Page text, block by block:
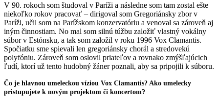
V 90. rokoch som študoval v Paríži a následne som tam zostal ešte
niekoľko rokov pracovať – dirigoval som Gregoriánsky zbor v
Paríži, učil som na Parížskom konzervatóriu a venoval sa zároveň aj
iným činnostiam. No mal som silnú túžbu založiť vlastný vokálny
súbor v Estónsku, a tak som založil v roku 1996 Vox Clamantis.
Spočiatku sme spievali len gregoriánsky chorál a stredovekú
polyfóniu. Zároveň som oslovil priateľov a rovnako zmýšľajúcich
ľudí, ktorí už tento hudobný žáner poznali, aby sa pripojili k súboru.
Čo je hlavnou umeleckou víziou Vox Clamantis? Ako umelecky
pristupujete k novým projektom či koncertom?